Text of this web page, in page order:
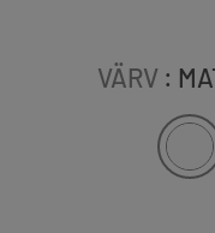
VÄRV :